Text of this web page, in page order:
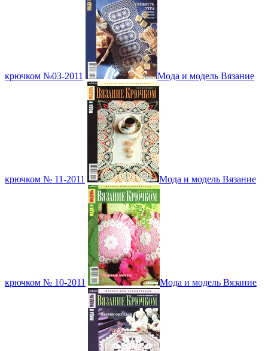
крючком №03-2011 Мода и модель Вязание
крючком № 11-2011 Мода и модель Вязание
крючком № 10-2011 Мода и модель Вязание